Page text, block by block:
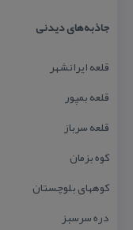
جاذبه‌های دیدنی
قلعه ایرانشهر
قلعه بمپور
قلعه سرباز
كوه بزمان
كوههای بلوچستان
دره سرسبز